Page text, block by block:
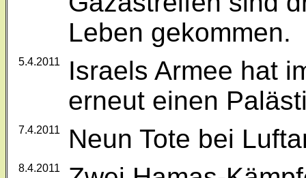
Leben gekommen.
5.4.2011
Israels Armee hat
erneut einen
7.4.2011 Neun Tote bei
8.4.2011